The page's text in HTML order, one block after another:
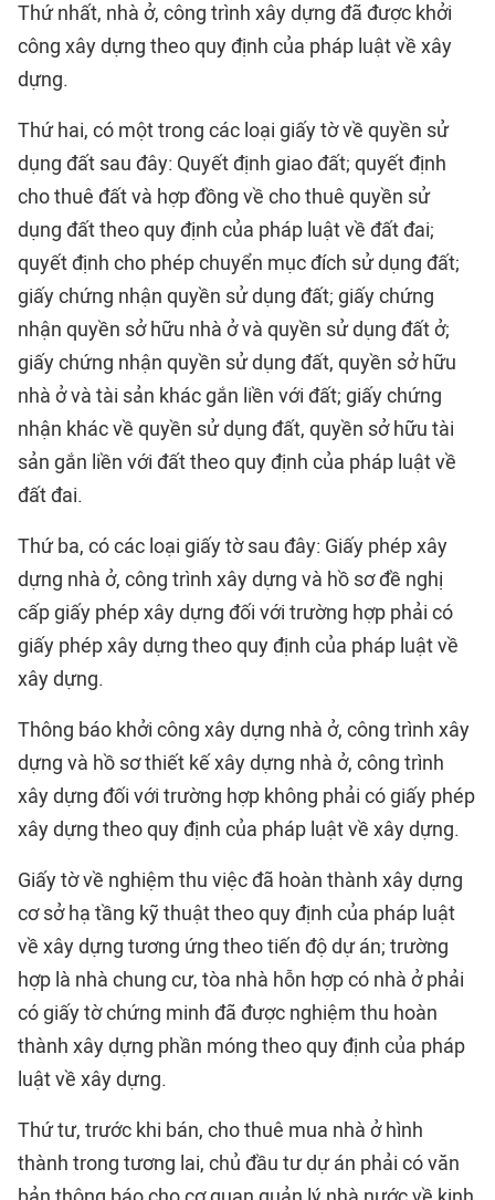
Thứ nhất, nhà ở, công trình xây dựng đã được khởi
công xây dựng theo quy định của pháp luật về xây
dựng.
Thứ hai, có một trong các loại giấy tờ về quyền sử
dụng đất sau đây: Quyết định giao đất; quyết định
cho thuê đất và hợp đồng về cho thuê quyền sử
dụng đất theo quy định của pháp luật về đất đai;
quyết định cho phép chuyển mục đích sử dụng đất;
giấy chứng nhận quyền sử dụng đất; giấy chứng
nhận quyền sở hữu nhà ở và quyền sử dụng đất ở;
giấy chứng nhận quyền sử dụng đất, quyền sở hữu
nhà ở và tài sản khác gắn liền với đất; giấy chứng
nhận khác về quyền sử dụng đất, quyền sở hữu tài
sản gắn liền với đất theo quy định của pháp luật về
đất đai.
Thứ ba, có các loại giấy tờ sau đây: Giấy phép xây
dựng nhà ở, công trình xây dựng và hồ sơ đề nghị
cấp giấy phép xây dựng đối với trường hợp phải có
giấy phép xây dựng theo quy định của pháp luật về
xây dựng.
Thông báo khởi công xây dựng nhà ở, công trình xây
dựng và hồ sơ thiết kế xây dựng nhà ở, công trình
xây dựng đối với trường hợp không phải có giấy phép
xây dựng theo quy định của pháp luật về xây dựng.
Giấy tờ về nghiệm thu việc đã hoàn thành xây dựng
cơ sở hạ tầng kỹ thuật theo quy định của pháp luật
về xây dựng tương ứng theo tiến độ dự án; trường
hợp là nhà chung cư, tòa nhà hỗn hợp có nhà ở phải
có giấy tờ chứng minh đã được nghiệm thu hoàn
thành xây dựng phần móng theo quy định của pháp
luật về xây dựng.
Thứ tư, trước khi bán, cho thuê mua nhà ở hình
thành trong tương lai, chủ đầu tư dự án phải có văn